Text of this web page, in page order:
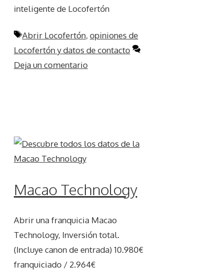
inteligente de Locofertón
Etiquetas
Abrir Locofertón, opiniones de
Locofertón y datos de contacto
Deja un comentario
Macao Technology
Abrir una franquicia Macao
Technology, Inversión total.
(Incluye canon de entrada) 10.980€
franquiciado / 2.964€